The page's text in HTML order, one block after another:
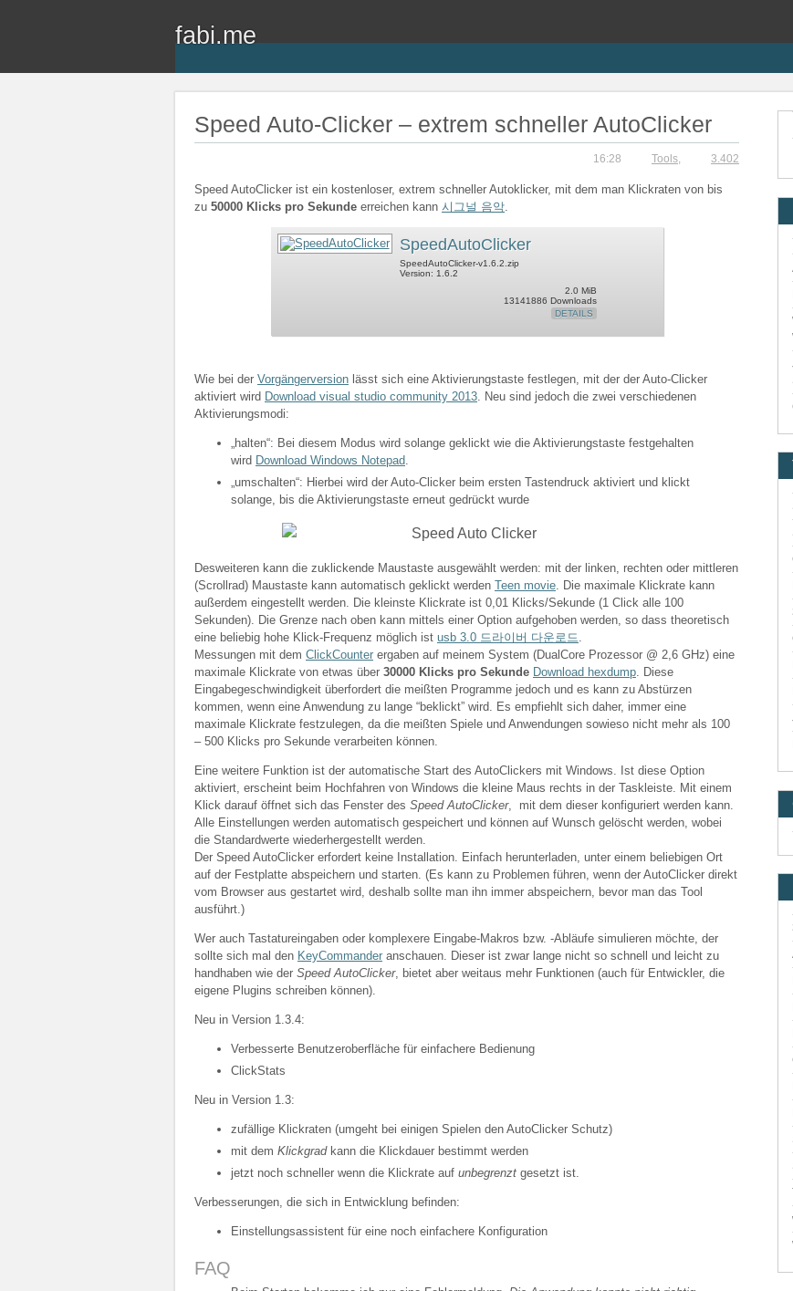
fabi.me
Speed Auto-Clicker – extrem schneller AutoClicker
16:28 Tools, 3.402
Speed AutoClicker ist ein kostenloser, extrem schneller Autoklicker, mit dem man Klickraten von bis
zu 50000 Klicks pro Sekunde erreichen kann 시그널 음악.
SpeedAutoClicker
SpeedAutoClicker-v1.6.2.zip
Version: 1.6.2
2.0 MiB
13141886 Downloads
DETAILS
Wie bei der Vorgängerversion lässt sich eine Aktivierungstaste festlegen, mit der der Auto-Clicker
aktiviert wird Download visual studio community 2013. Neu sind jedoch die zwei verschiedenen
Aktivierungsmodi:
„halten“: Bei diesem Modus wird solange geklickt wie die Aktivierungstaste festgehalten
wird Download Windows Notepad.
„umschalten“: Hierbei wird der Auto-Clicker beim ersten Tastendruck aktiviert und klickt
solange, bis die Aktivierungstaste erneut gedrückt wurde
Desweiteren kann die zuklickende Maustaste ausgewählt werden: mit der linken, rechten oder mittleren
(Scrollrad) Maustaste kann automatisch geklickt werden Teen movie. Die maximale Klickrate kann
außerdem eingestellt werden. Die kleinste Klickrate ist 0,01 Klicks/Sekunde (1 Click alle 100
Sekunden). Die Grenze nach oben kann mittels einer Option aufgehoben werden, so dass theoretisch
eine beliebig hohe Klick-Frequenz möglich ist usb 3.0 드라이버 다운로드.
Messungen mit dem ClickCounter ergaben auf meinem System (DualCore Prozessor @ 2,6 GHz) eine
maximale Klickrate von etwas über 30000 Klicks pro Sekunde Download hexdump. Diese
Eingabegeschwindigkeit überfordert die meißten Programme jedoch und es kann zu Abstürzen
kommen, wenn eine Anwendung zu lange “beklickt” wird. Es empfiehlt sich daher, immer eine
maximale Klickrate festzulegen, da die meißten Spiele und Anwendungen sowieso nicht mehr als 100
– 500 Klicks pro Sekunde verarbeiten können.
Eine weitere Funktion ist der automatische Start des AutoClickers mit Windows. Ist diese Option
aktiviert, erscheint beim Hochfahren von Windows die kleine Maus rechts in der Taskleiste. Mit einem
Klick darauf öffnet sich das Fenster des Speed AutoClicker, mit dem dieser konfiguriert werden kann.
Alle Einstellungen werden automatisch gespeichert und können auf Wunsch gelöscht werden, wobei
die Standardwerte wiederhergestellt werden.
Der Speed AutoClicker erfordert keine Installation. Einfach herunterladen, unter einem beliebigen Ort
auf der Festplatte abspeichern und starten. (Es kann zu Problemen führen, wenn der AutoClicker direkt
vom Browser aus gestartet wird, deshalb sollte man ihn immer abspeichern, bevor man das Tool
ausführt.)
Wer auch Tastatureingaben oder komplexere Eingabe-Makros bzw. -Abläufe simulieren möchte, der
sollte sich mal den KeyCommander anschauen. Dieser ist zwar lange nicht so schnell und leicht zu
handhaben wie der Speed AutoClicker, bietet aber weitaus mehr Funktionen (auch für Entwickler, die
eigene Plugins schreiben können).
Neu in Version 1.3.4:
Verbesserte Benutzeroberfläche für einfachere Bedienung
ClickStats
Neu in Version 1.3:
zufällige Klickraten (umgeht bei einigen Spielen den AutoClicker Schutz)
mit dem Klickgradkann die Klickdauer bestimmt werden
jetzt noch schneller wenn die Klickrate auf unbegrenzt gesetzt ist.
Verbesserungen, die sich in Entwicklung befinden:
Einstellungsassistent für eine noch einfachere Konfiguration
FAQ